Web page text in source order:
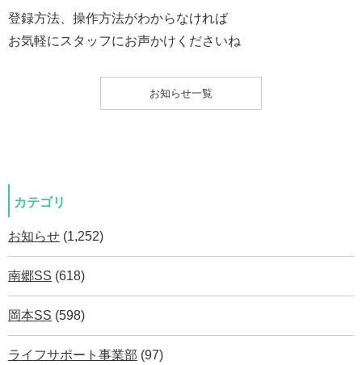
登録方法、操作方法がわからなければ
お気軽にスタッフにお声かけくださいね
お知らせ一覧
カテゴリ
お知らせ (1,252)
南郷SS (618)
岡本SS (598)
ライフサポート事業部 (97)